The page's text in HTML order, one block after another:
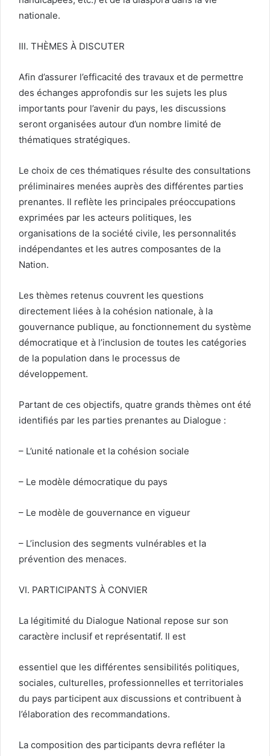
nationale.
III. THÈMES À DISCUTER
Afin d’assurer l’efficacité des travaux et de permettre
des échanges approfondis sur les sujets les plus
importants pour l’avenir du pays, les discussions
seront organisées autour d’un nombre limité de
thématiques stratégiques.
Le choix de ces thématiques résulte des consultations
préliminaires menées auprès des différentes parties
prenantes. Il reflète les principales préoccupations
exprimées par les acteurs politiques, les
organisations de la société civile, les personnalités
indépendantes et les autres composantes de la
Nation.
Les thèmes retenus couvrent les questions
directement liées à la cohésion nationale, à la
gouvernance publique, au fonctionnement du système
démocratique et à l’inclusion de toutes les catégories
de la population dans le processus de
développement.
Partant de ces objectifs, quatre grands thèmes ont été
identifiés par les parties prenantes au Dialogue :
– L’unité nationale et la cohésion sociale
– Le modèle démocratique du pays
– Le modèle de gouvernance en vigueur
– L’inclusion des segments vulnérables et la
prévention des menaces.
VI. PARTICIPANTS À CONVIER
La légitimité du Dialogue National repose sur son
caractère inclusif et représentatif. Il est
essentiel que les différentes sensibilités politiques,
sociales, culturelles, professionnelles et territoriales
du pays participent aux discussions et contribuent à
l’élaboration des recommandations.
La composition des participants devra refléter la